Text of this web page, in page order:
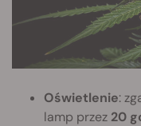
Oświetlenie:
lamp przez 20